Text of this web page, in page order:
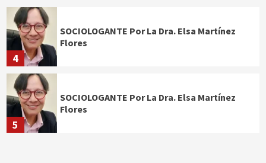
4
SOCIOLOGANTE Por La Dra. Elsa Martínez
Flores
5
SOCIOLOGANTE Por La Dra. Elsa Martínez
Flores